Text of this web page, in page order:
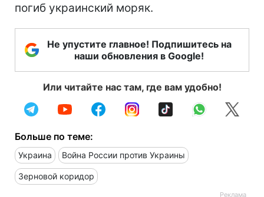
погиб украинский моряк.
Не упустите главное! Подпишитесь на
наши обновления в Google!
Или читайте нас там, где вам удобно!
Больше по теме:
Украина Война России против Украины
Зерновой коридор